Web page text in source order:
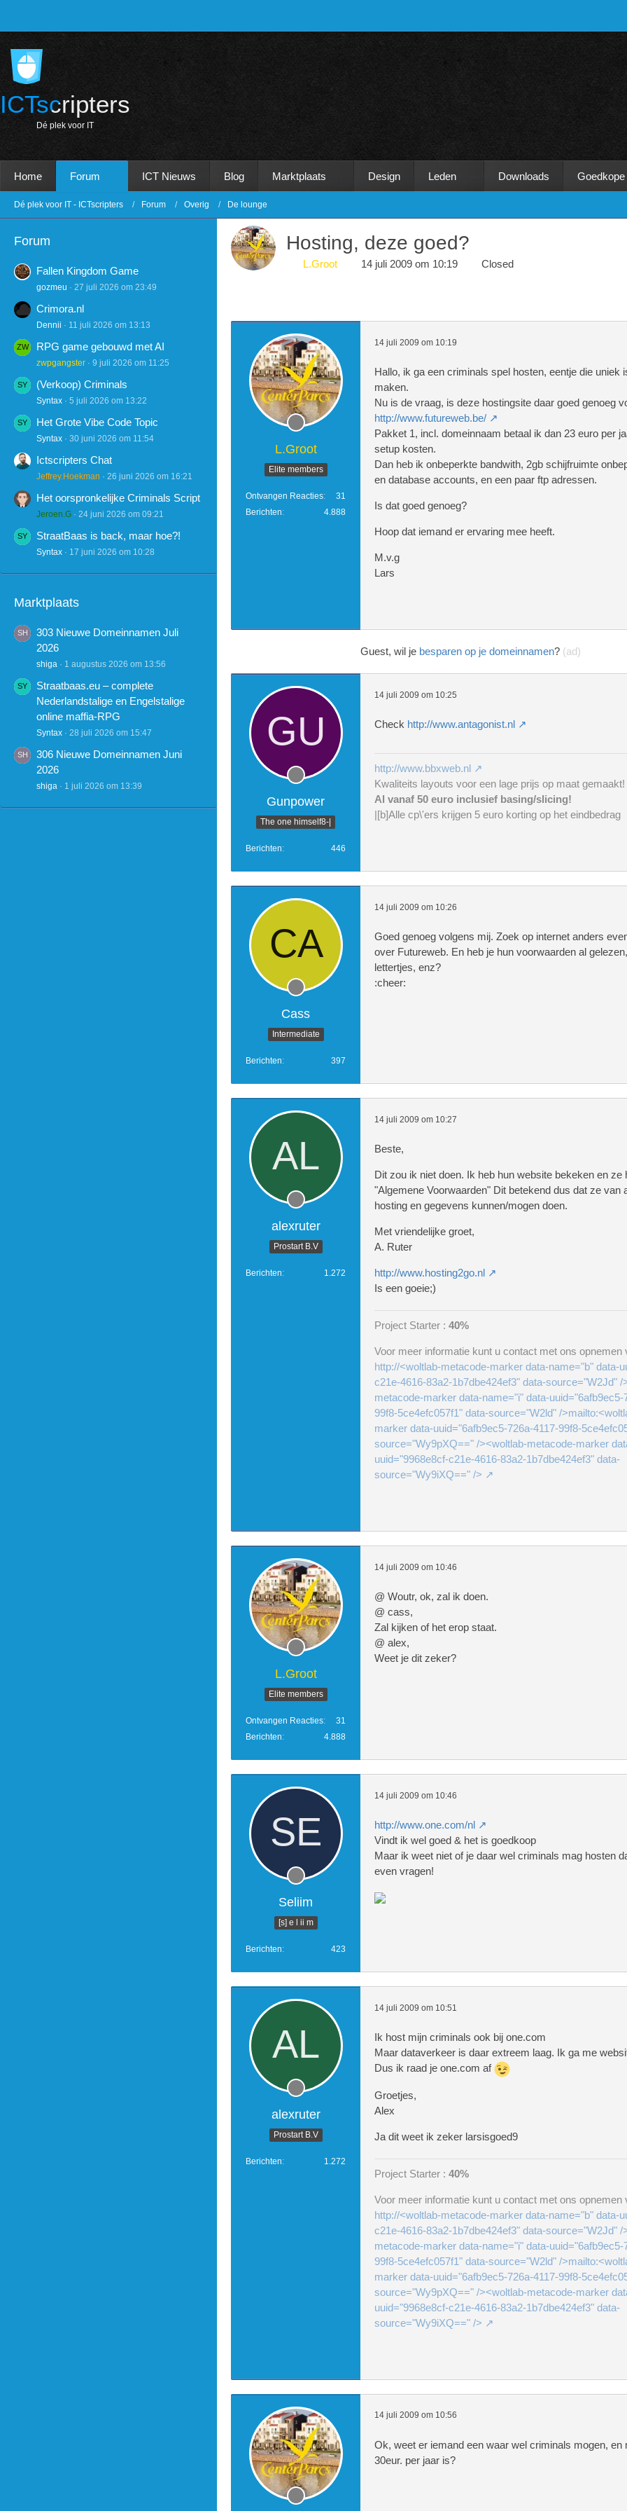
ICTscripters
Dé p e k voor T
Home Forum ICT Nieuws Blog Marktplaats Design Leden Downloads
Dé plek voor IT - ICTscripters Forum Overig De lounge
Forum
Fallen Kingdom Game
gozmeu 27 juli 2026 om 23:49
Crimora.nl
Dennii 11 juli 2026 om 13:13
RPG game gebouwd met AI
zwpgangster 9 juli 2026 om 11:25
(Verkoop) Criminals
Syntax 5 juli 2026 om 13:22
Het Grote Vibe Code Topic
Syntax 30 juni 2026 om 11:54
Ictscripters Chat
Jeffrey.Hoekman 26 juni 2026 om 16:21
Het oorspronkelijke Criminals Script
Jeroen.G 24 juni 2026 om 09:21
StraatBaas is back, maar hoe?!
Syntax 17 juni 2026 om 10:28
Marktplaats
303 Nieuwe Domeinnamen Juli
2026
shiga 1 augustus 2026 om 13:56
Straatbaas.eu – complete
Nederlandstalige en Engelstalige
online maffia-RPG
Syntax 28 juli 2026 om 15:47
306 Nieuwe Domeinnamen Juni
2026
shiga 1 juli 2026 om 13:39
Hosting, deze goed?
L.Groot 14 juli 2009 om 10:19 Closed
L.Groot
Elite members
Ontvangen Reacties
31
Berichten
4.888
14 juli 2009 om 10:19
Hallo, ik ga een criminals spel hosten, eentje die uniek
maken.
Nu is de vraag, is deze hostingsite daar goed genoeg
http://www.futureweb.be/
Pakket 1, incl. domeinnaam betaal ik dan 23 euro per
setup kosten.
Dan heb ik onbeperkte bandwith, 2gb schijfruimte
en database accounts, en een paar ftp adressen.
Is dat goed genoeg?
Hoop dat iemand er ervaring mee heeft.
M.v.g
Lars
Guest, wil je besparen op je domeinnamen? (ad)
Gunpower
The one himself8-|
Berichten 446
14 juli 2009 om 10:25
Check http://www.antagonist.nl
http://www.bbxweb.nl
Kwaliteits layouts voor een lage prijs op maat gemaakt!
Al vanaf 50 euro inclusief basing/slicing!
|[b]Alle cp\'ers krijgen 5 euro korting op het eindbedrag
Cass
Intermediate
Berichten 397
14 juli 2009 om 10:26
Goed genoeg volgens mij. Zoek op internet anders
over Futureweb. En heb je hun voorwaarden al
lettertjes, enz?
:cheer:
alexruter
Prostart B.V
Berichten 1.272
14 juli 2009 om 10:27
Beste,
Dit zou ik niet doen. Ik heb hun website bekeken en ze
"Algemene Voorwaarden" Dit betekend dus dat ze van
hosting en gegevens kunnen/mogen doen.
Met vriendelijke groet,
A. Ruter
http://www.hosting2go.nl
Is een goeie;)
Project Starter : 40%
Voor meer informatie kunt u contact met ons opnemen
http://<woltlab-metacode-marker data-name="b" data-
c21e-4616-83a2-1b7dbe424ef3" data-source="W2Jd" /
metacode-marker data-name="i" data-uuid="6afb9ec5-
99f8-5ce4efc057f1" data-source="W2ld" /
marker data-uuid="6afb9ec5-726a-4117-99f8-
source="Wy9pXQ==" /><woltlab-metacode-marker
uuid="9968e8cf-c21e-4616-83a2-1b7dbe424ef3" data-
source="Wy9iXQ==" />
L.Groot
Elite members
Ontvangen Reacties
31
Berichten
4.888
14 juli 2009 om 10:46
@ Woutr, ok, zal ik doen.
@ cass,
Zal kijken of het erop staat.
@ alex,
Weet je dit zeker?
Seliim
[s] e l ii m
Berichten 423
14 juli 2009 om 10:46
http://www.one.com/nl
Vindt ik wel goed & het is goedkoop
Maar ik weet niet of je daar wel criminals mag hosten
even vragen!
alexruter
Prostart B.V
Berichten 1.272
14 juli 2009 om 10:51
Ik host mijn criminals ook bij one.com
Maar dataverkeer is daar extreem laag. Ik ga me
Dus ik raad je one.com af
Groetjes,
Alex
Ja dit weet ik zeker larsisgoed9
Project Starter : 40%
Voor meer informatie kunt u contact met ons opnemen
http://<woltlab-metacode-marker data-name="b" data-
c21e-4616-83a2-1b7dbe424ef3" data-source="W2Jd" /
metacode-marker data-name="i" data-uuid="6afb9ec5-
99f8-5ce4efc057f1" data-source="W2ld" /
marker data-uuid="6afb9ec5-726a-4117-99f8-
source="Wy9pXQ==" /><woltlab-metacode-marker
uuid="9968e8cf-c21e-4616-83a2-1b7dbe424ef3" data-
source="Wy9iXQ==" />
14 juli 2009 om 10:56
Ok, weet er iemand een waar wel criminals mogen, en
30eur. per jaar is?